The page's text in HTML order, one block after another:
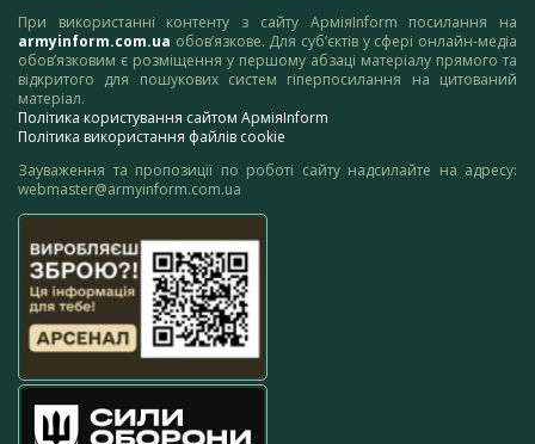
При використанні контенту з сайту АрміяInform посилання на
armyinform.com.ua обов’язкове. Для суб’єктів у сфері онлайн-медіа
обов’язковим є розміщення у першому абзаці матеріалу прямого та
відкритого для пошукових систем гіперпосилання на цитований
матеріал.
Політика користування сайтом АрміяInform
Політика використання файлів cookie
Зауваження та пропозиції по роботі сайту надсилайте на адресу:
webmaster@armyinform.com.ua